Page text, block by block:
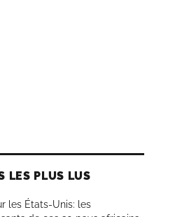
LES PLUS LUS
les États-Unis: les